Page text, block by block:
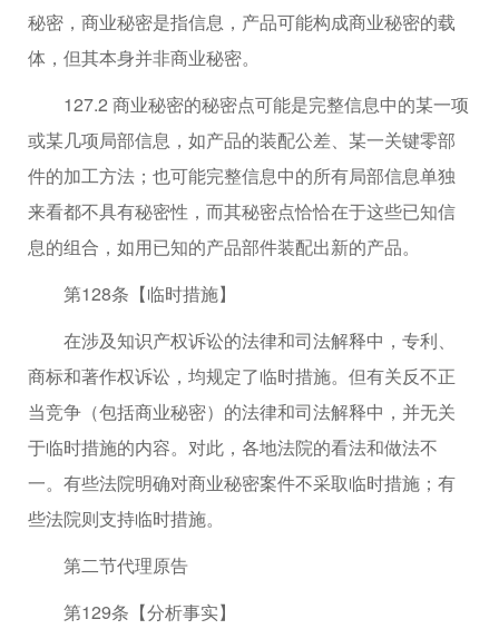
秘密，商业秘密是指信息，产品可能构成商业秘密的载
体，但其本身并非商业秘密。
127.2 商业秘密的秘密点可能是完整信息中的某一项
或某几项局部信息，如产品的装配公差、某一关键零部
件的加工方法；也可能完整信息中的所有局部信息单独
来看都不具有秘密性，而其秘密点恰恰在于这些已知信
息的组合，如用已知的产品部件装配出新的产品。
第128条【临时措施】
在涉及知识产权诉讼的法律和司法解释中，专利、
商标和著作权诉讼，均规定了临时措施。但有关反不正
当竞争（包括商业秘密）的法律和司法解释中，并无关
于临时措施的内容。对此，各地法院的看法和做法不
一。有些法院明确对商业秘密案件不采取临时措施；有
些法院则支持临时措施。
第二节代理原告
第129条【分析事实】